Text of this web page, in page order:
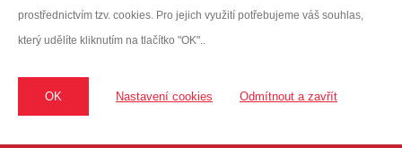
prostřednictvím tzv. cookies. Pro jejich využití potřebujeme váš souhlas,
který udělíte kliknutím na tlačítko "OK"..
OK Nastavení cookies Odmítnout a zavřít
Oficiální dodavatel Enervitu do ČR
sídlo: třída Tomáše Bati 385 | 763 02 Zlín | Czech Republic